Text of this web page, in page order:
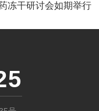
冻干研讨会如期举行